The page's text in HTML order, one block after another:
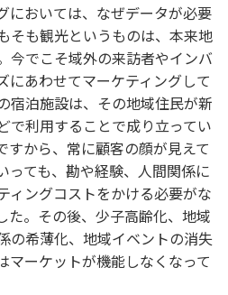
においては、なぜデータが必要
そも観光というものは、本来地
今でこそ域外の来訪者やインバ
にあわせてマーケティングして
宿泊施設は、その地域住民が新
で利用することで成り立ってい
すから、常に顧客の顔が見えて
っても、勘や経験、人間関係に
ィングコストをかける必要がな
た。その後、少子高齢化、地域
の希薄化、地域イベントの消失
マーケットが機能しなくなって